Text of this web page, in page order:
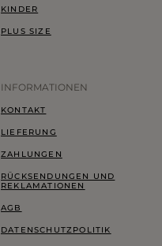
KINDER
PLUS SIZE
INFORMATIONEN
KONTAKT
LIEFERUNG
ZAHLUNGEN
RÜCKSENDUNGEN UND
REKLAMATIONEN
AGB
DATENSCHUTZPOLITIK